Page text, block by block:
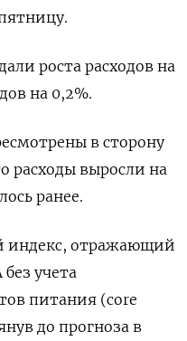
роста расходов на
на 0,2%.
в сторону
расходы выросли на
ранее.
индекс, отражающий
учета
питания (core
до прогноза в